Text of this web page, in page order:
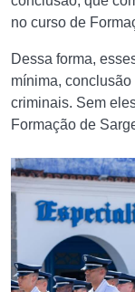
no curso de
Dessa forma,
mínima,
criminais. Sem
Formação de